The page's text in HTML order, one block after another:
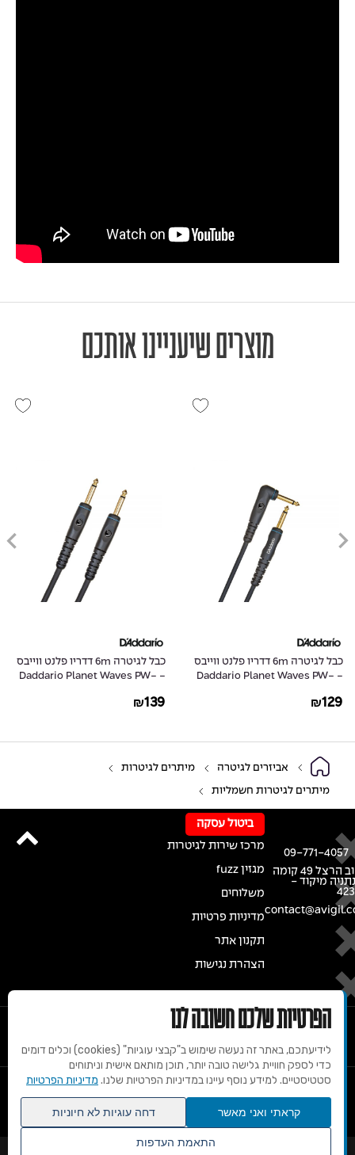
מוצרים שיעניינו אותכם
כבל לגיטרה 6m דדריו פלנט ווייבס
- Daddario Planet Waves PW-
₪129
כבל לגיטרה 6m דדריו פלנט ווייבס
- Daddario Planet Waves PW-
₪139
אביזרים לגיטרה מיתרים לגיטרות
מיתרים לגיטרות חשמליות
רחוב הרצל 49 קומה
מיקוד -
09-771-4057
ביטול עסקה
מרכז שירות לגיטרות
מגזין fuzz
משלוחים
מדיניות פרטיות
תקנון אתר
הצהרת נגישות
הפרטיות שלכם חשובה לנו
לידיעתכם, באתר זה נעשה שימוש ב"קבצי עוגיות" (cookies) וכלים דומים
כדי לספק חוויית גלישה טובה יותר, תוכן מותאם אישית וניתוחים
סטטיסטיים. למידע נוסף עיינו במדיניות הפרטיות שלנו. מדיניות הפרטיות
קראתי ואני מאשר דחה עוגיות לא חיוניות
התאמת העדפות